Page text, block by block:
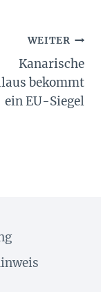
WEITER
Kanarische
bekommt
ein EU-Siegel